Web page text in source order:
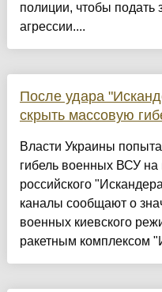
полиции, чтобы подать
агрессии....
После удара
скрыть массовую
Власти Украины
гибель военных ВСУ на
российского
каналы сообщают о
военных киевского
ракетным комплексом